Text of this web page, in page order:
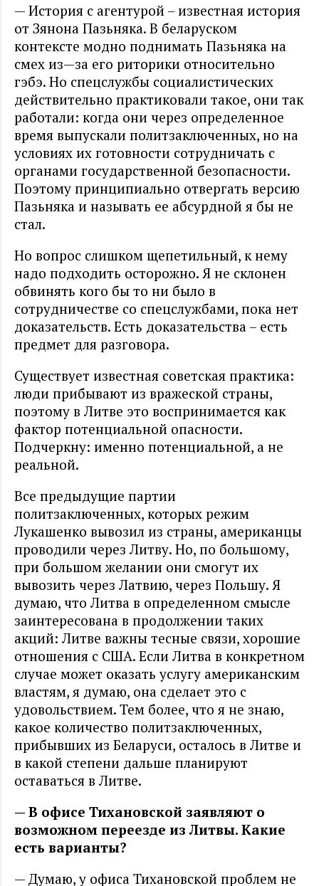
— История с агентурой – известная история
от Зянона Пазьняка. В беларуском
контексте модно поднимать Пазьняка на
смех из—за его риторики относительно
гэбэ. Но спецслужбы социалистических
действительно практиковали такое, они так
работали: когда они через определенное
время выпускали политзаключенных, но на
условиях их готовности сотрудничать с
органами государственной безопасности.
Поэтому принципиально отвергать версию
Пазьняка и называть ее абсурдной я бы не
стал.
Но вопрос слишком щепетильный, к нему
надо подходить осторожно. Я не склонен
обвинять кого бы то ни было в
сотрудничестве со спецслужбами, пока нет
доказательств. Есть доказательства – есть
предмет для разговора.
Существует известная советская практика:
люди прибывают из вражеской страны,
поэтому в Литве это воспринимается как
фактор потенциальной опасности.
Подчеркну: именно потенциальной, а не
реальной.
Все предыдущие партии
политзаключенных, которых режим
Лукашенко вывозил из страны, американцы
проводили через Литву. Но, по большому,
при большом желании они смогут их
вывозить через Латвию, через Польшу. Я
думаю, что Литва в определенном смысле
заинтересована в продолжении таких
акций: Литве важны тесные связи, хорошие
отношения с США. Если Литва в конкретном
случае может оказать услугу американским
властям, я думаю, она сделает это с
удовольствием. Тем более, что я не знаю,
какое количество политзаключенных,
прибывших из Беларуси, осталось в Литве и
в какой степени дальше планируют
оставаться в Литве.
— В офисе Тихановской заявляют о
возможном переезде из Литвы. Какие
есть варианты?
— Думаю, у офиса Тихановской проблем не